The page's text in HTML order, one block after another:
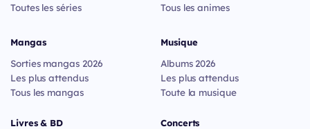
Toutes les séries
Tous les animes
Mangas
Sorties mangas 2026
Les plus attendus
Tous les mangas
Livres & BD
Musique
Albums 2026
Les plus attendus
Toute la musique
Concerts